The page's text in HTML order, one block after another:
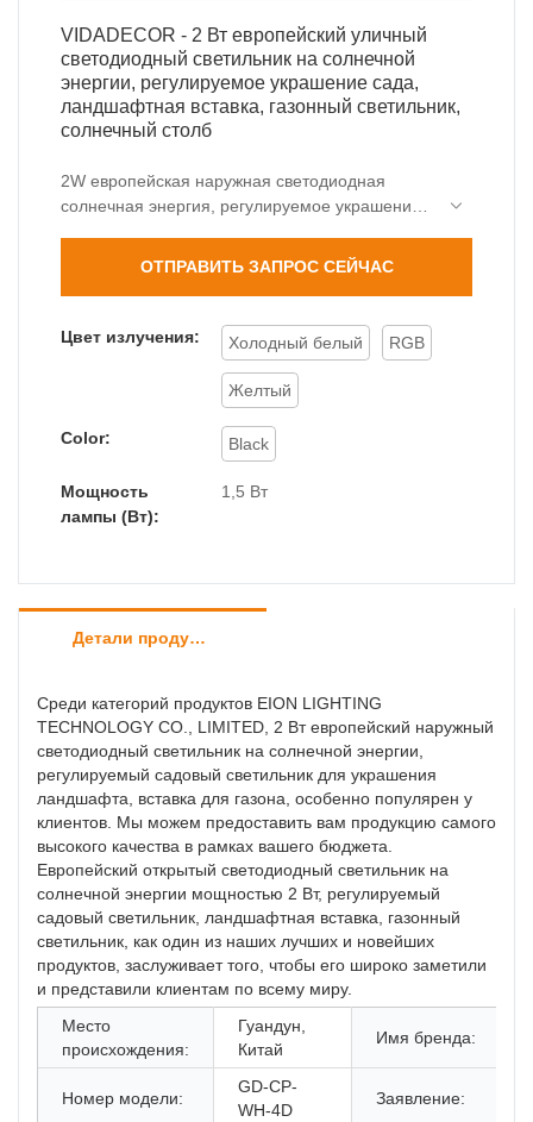
VIDADECOR - 2 Вт европейский уличный
светодиодный светильник на солнечной
энергии, регулируемое украшение сада,
ландшафтная вставка, газонный светильник,
солнечный столб
2W европейская наружная светодиодная
солнечная энергия, регулируемое украшение
светильник, охватывает потенциальный
разработок, объема производства, материалов
и т. д., чтобы гарантировать, что он может
возглавить последнюю тенденцию
промышленность. Он имеет большой
ассортимент приложений, включая солнечные
ОТПРАВИТЬ ЗАПРОС СЕЙЧАС
Цвет излучения: Холодный белый RGB
Желтый
Color: Black
Мощность
лампы (Вт):
1,5 Вт
Детали продуктов
Среди категорий продуктов EION LIGHTING
TECHNOLOGY CO., LIMITED, 2 Вт европейский наружный
светодиодный светильник на солнечной энергии,
регулируемый садовый светильник для украшения
ландшафта, вставка для газона, особенно популярен у
клиентов. Мы можем предоставить вам продукцию самого
высокого качества в рамках вашего бюджета.
Европейский открытый светодиодный светильник на
солнечной энергии мощностью 2 Вт, регулируемый
садовый светильник, ландшафтная вставка, газонный
светильник, как один из наших лучших и новейших
продуктов, заслуживает того, чтобы его широко заметили
и представили клиентам по всему миру.
Место
происхождения:
Гуандун,
Китай
Имя бренда:
Номер модели:
GD-CP-
WH-4D
Заявление: